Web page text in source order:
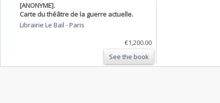
[ANONYME].
Carte du théâtre de la guerre actuelle.
Librairie Le Bail -Paris
€1,200.00
See the book